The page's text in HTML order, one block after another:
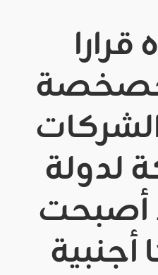
قرارا
الشركات
لدولة
أصبحت